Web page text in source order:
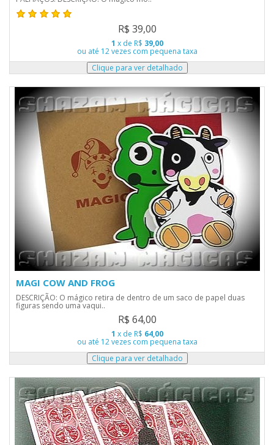
R$ 39,00
1 x de R$ 39,00
ou até 12 vezes com pequena taxa
MAGI COW AND FROG
DESCRIÇÃO: O mágico retira de dentro de um saco de papel duas
figuras sendo uma vaqui..
R$ 64,00
1 x de R$ 64,00
ou até 12 vezes com pequena taxa